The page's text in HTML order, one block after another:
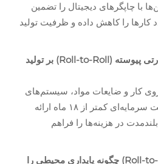
با چاپگرهای دیجیتال را تضمین
کارها را کاهش داده و ظرفیت تولید
تأثیرات مالی پرس‌های حرارتی پیوسته (Roll-to-Roll) بر تولید
کار و ضایعات مواد، سیستم‌های
پیوسته معمولاً دوره بازگشت سرمایه‌ای کمتر از ۱۸ ماه ارائه
در هزینه‌ها را فراهم
پرس حرارتی پیوسته (Roll-to-Roll) چگونه پایداری محیطی را